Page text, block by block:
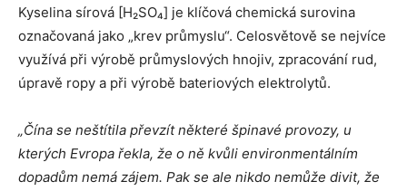
Kyselina sírová [H₂SO₄] je klíčová chemická surovina
označovaná jako „krev průmyslu“. Celosvětově se nejvíce
využívá při výrobě průmyslových hnojiv, zpracování rud,
úpravě ropy a při výrobě bateriových elektrolytů.
„Čína se neštítila převzít některé špinavé provozy, u
kterých Evropa řekla, že o ně kvůli environmentálním
dopadům nemá zájem. Pak se ale nikdo nemůže divit, že